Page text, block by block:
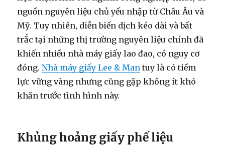
nguồn nguyên liệu chủ yếu nhập từ Châu Âu và
Mỹ. Tuy nhiên, diễn biến dịch kéo dài và bất
trắc tại những thị trường nguyên liệu chính đã
khiến nhiều nhà máy giấy lao đao, có nguy cơ
đóng.Nhà máy giấy Lee & Man tuy là có tiềm
lực vững vàng nhưng cũng gặp không ít khó
khăn trước tình hình này.
Khủng hoảng giấy phế liệu